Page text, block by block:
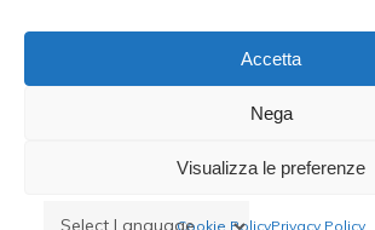
Accetta
Nega
Visualizza le preferenze
Cookie PolicyPrivacy Policy
Le Bontà del Capo ©